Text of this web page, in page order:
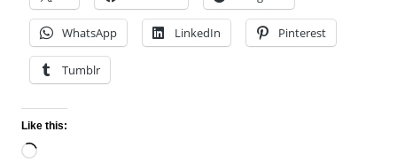
WhatsApp LinkedIn Pinterest
Tumblr
Like this:
Loading…